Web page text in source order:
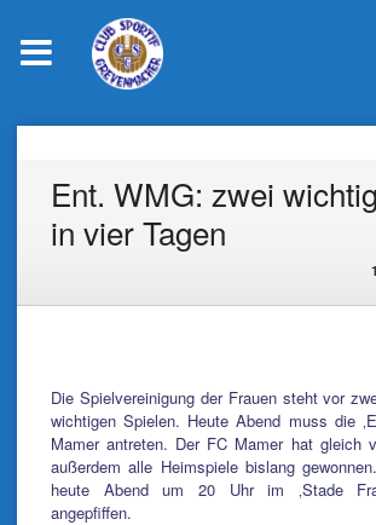
contentEnt. WMG: zwei
in vier Tagen
Die Spielvereinigung der Frauen steht vor
wichtigen Spielen. Heute Abend muss die
Mamer antreten. Der FC Mamer hat gleich
außerdem alle Heimspiele bislang
heute Abend um 20 Uhr im ‚Stade
angepfiffen.